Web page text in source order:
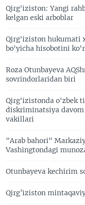
Qirg'iziston: Yangi
kelgan eski arboblar
Qirg'iziston hukumati
bo'yicha hisobotini
Roza Otunbayeva
sovrindorlaridan biri
Qirg'izistonda o'zbek
diskriminatsiya
vakillari
"Arab bahori"
Vashingtondagi
Otunbayeva kechirim
Qirg’iziston